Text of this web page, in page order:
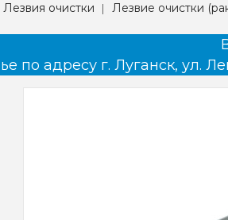
Лезвия очистки Лезвие очистки
по адресу г. Луганск, ул.